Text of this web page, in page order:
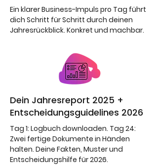
Ein klarer Business-Impuls pro Tag führt
dich Schritt für Schritt durch deinen
Jahresrückblick. Konkret und machbar.
Dein Jahresreport 2025 +
Entscheidungsguidelines 2026
Tag 1: Logbuch downloaden. Tag 24:
Zwei fertige Dokumente in Händen
halten. Deine Fakten, Muster und
Entscheidungshilfe für 2026.